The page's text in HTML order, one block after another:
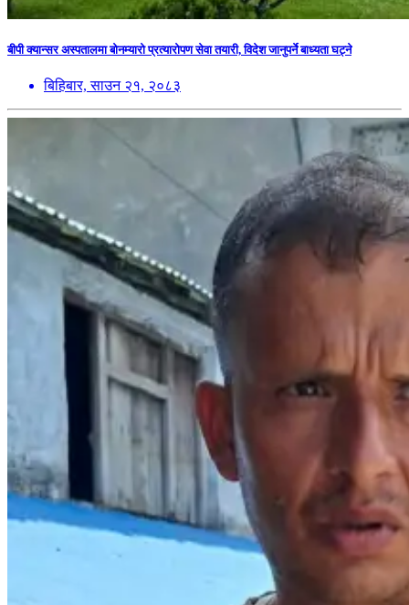
बीपी क्यान्सर अस्पतालमा बोनम्यारो प्रत्यारोपण सेवा तयारी, विदेश जानुपर्ने बाध्यता घट्ने
बिहिबार, साउन २१, २०८३